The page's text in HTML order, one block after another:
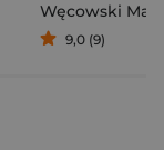
Węcowski
9,0 (9)